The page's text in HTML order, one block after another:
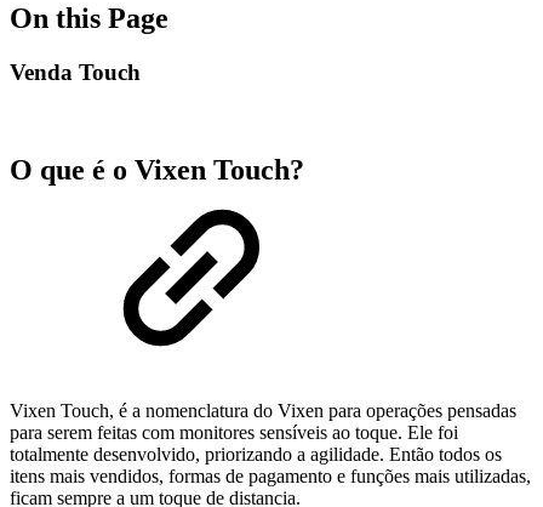
On this Page
Venda Touch
O que é o Vixen Touch?
Vixen Touch, é a nomenclatura do Vixen para operações pensadas
para serem feitas com monitores sensíveis ao toque. Ele foi
totalmente desenvolvido, priorizando a agilidade. Então todos os
itens mais vendidos, formas de pagamento e funções mais utilizadas,
ficam sempre a um toque de distancia.